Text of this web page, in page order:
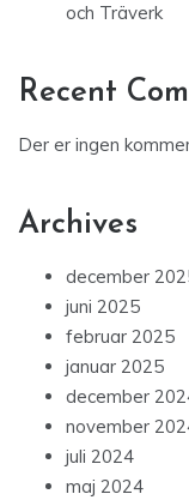
och Träverk
Recent
Der er ingen
Archives
december
juni 2025
februar 2025
januar 2025
december
november
juli 2024
maj 2024